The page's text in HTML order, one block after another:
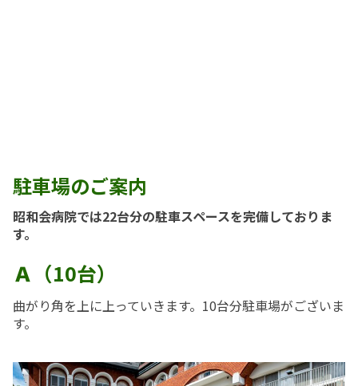
駐車場のご案内
昭和会病院では22台分の駐車スペースを完備しておりま
す。
Ａ （10台）
曲がり角を上に上っていきます。10台分駐車場がございま
す。